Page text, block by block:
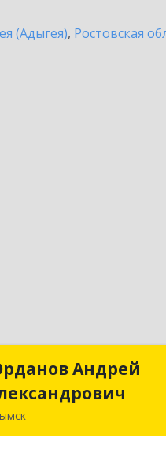
(Адыгея), Ростовская
Андрей
Юрданов